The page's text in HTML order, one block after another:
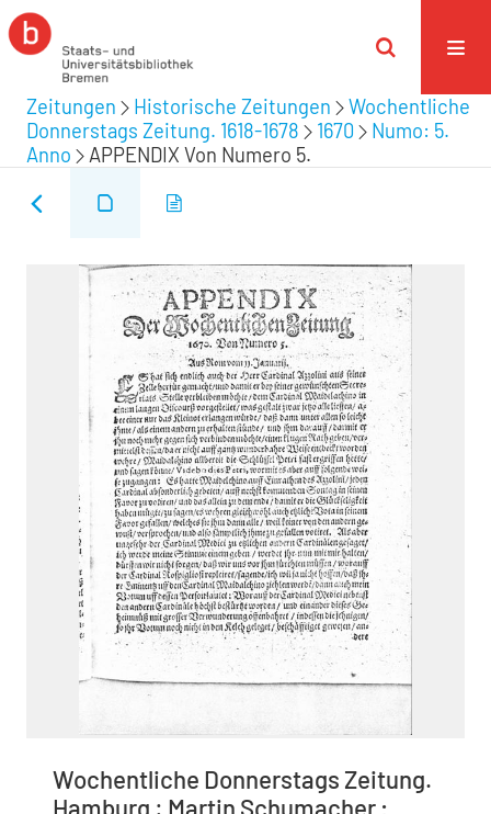
Zeitungen Historische Zeitungen
Wochentliche
Donnerstags Zeitung. 1618-1678
1670
Numo: 5.
Anno
APPENDIX Von Numero 5.
Wochentliche Donnerstags Zeitung.
Hamburg : Martin Schumacher ;